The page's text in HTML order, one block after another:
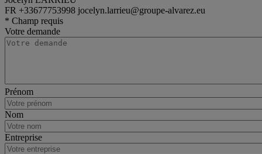
FR +33677753998 jocelyn.larrieu@groupe-alvarez.eu
van
Renault Trafic
* Champ requis
Votre demande
Prénom
Nom
Entreprise